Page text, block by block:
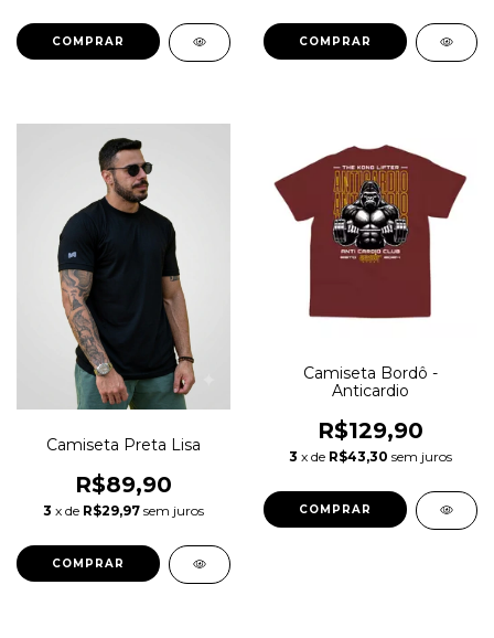
COMPRAR COMPRAR
Camiseta Preta Lisa
R$89,90
3 x de R$29,97 sem juros
COMPRAR
Camiseta Bordô -
Anticardio
R$129,90
3 x de R$43,30 sem juros
COMPRAR